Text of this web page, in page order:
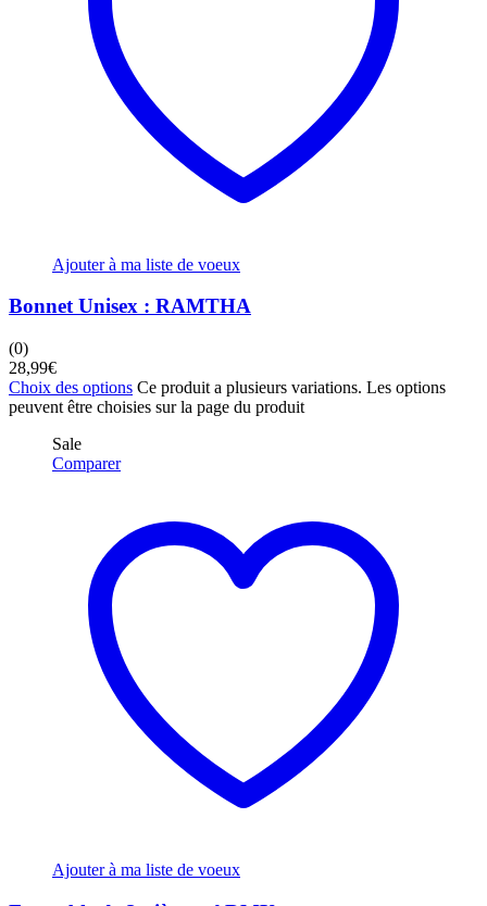
Ajouter à ma liste de voeux
Bonnet Unisex : RAMTHA
(0)
28,99€
Choix des options Ce produit a plusieurs variations. Les options
peuvent être choisies sur la page du produit
Sale
Comparer
Ajouter à ma liste de voeux